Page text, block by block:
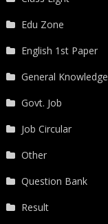
Edu Zone
English 1st Paper
General Knowledge
Govt. Job
Job Circular
Other
Question Bank
Result